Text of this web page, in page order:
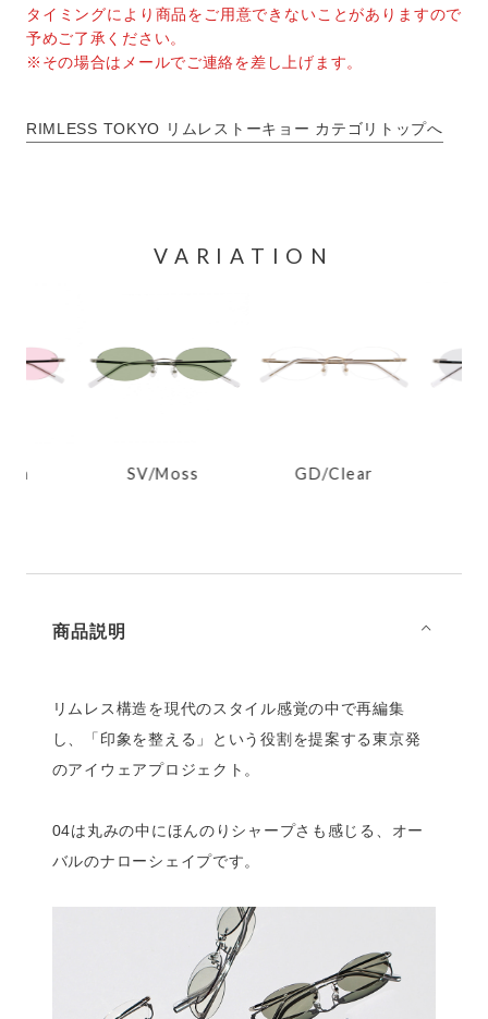
タイミングにより商品をご用意できないことがありますので
予めご了承ください。
※その場合はメールでご連絡を差し上げます。
RIMLESS TOKYO リムレストーキョー カテゴリトップへ
VARIATION
SV/Moss GD/Clear
商品説明 ⌵
リムレス構造を現代のスタイル感覚の中で再編集
し、「印象を整える」という役割を提案する東京発
のアイウェアプロジェクト。
04は丸みの中にほんのりシャープさも感じる、オー
バルのナローシェイプです。